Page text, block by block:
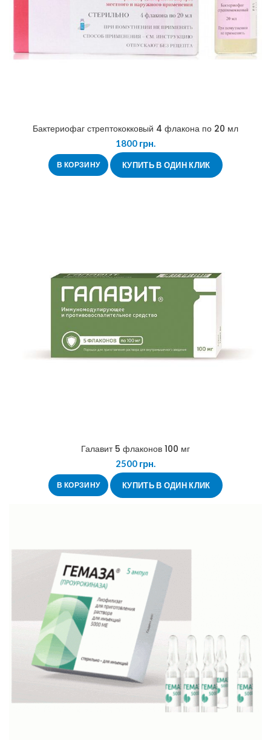
Бактериофаг стрептококковый 4 флакона по 20 мл
1800 грн.
В КОРЗИНУ КУПИТЬ В ОДИН КЛИК
Галавит 5 флаконов 100 мг
2500 грн.
В КОРЗИНУ КУПИТЬ В ОДИН КЛИК